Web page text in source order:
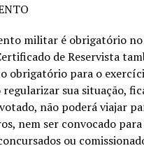
militar é obrigatório no
de Reservista
obrigatório para o
regularizar sua situação,
não poderá viajar
nem ser convocado
ou